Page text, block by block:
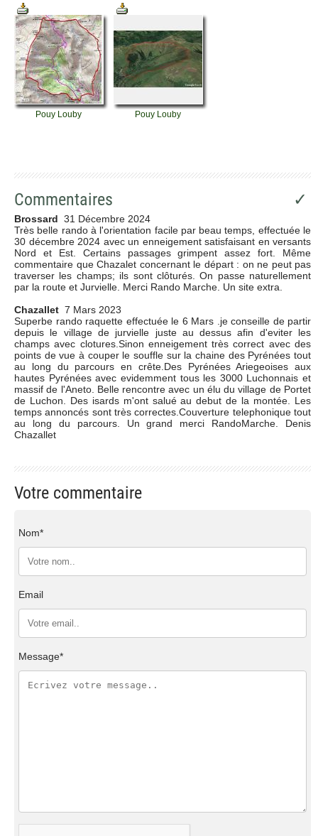
Pouy Louby Pouy Louby
Commentaires ✓
Brossard 31 Décembre 2024
Très belle rando à l'orientation facile par beau temps, effectuée le
30 décembre 2024 avec un enneigement satisfaisant en versants
Nord et Est. Certains passages grimpent assez fort. Même
commentaire que Chazalet concernant le départ : on ne peut pas
traverser les champs; ils sont clôturés. On passe naturellement
par la route et Jurvielle. Merci Rando Marche. Un site extra.
Chazallet 7 Mars 2023
Superbe rando raquette effectuée le 6 Mars .je conseille de partir
depuis le village de jurvielle juste au dessus afin d'eviter les
champs avec clotures.Sinon enneigement très correct avec des
points de vue à couper le souffle sur la chaine des Pyrénées tout
au long du parcours en crête.Des Pyrénées Ariegeoises aux
hautes Pyrénées avec evidemment tous les 3000 Luchonnais et
massif de l'Aneto. Belle rencontre avec un élu du village de Portet
de Luchon. Des isards m'ont salué au debut de la montée. Les
temps annoncés sont très correctes.Couverture telephonique tout
au long du parcours. Un grand merci RandoMarche. Denis
Chazallet
Votre commentaire
Nom*
Email
Message*